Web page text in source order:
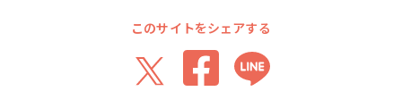
このサイトをシェアする